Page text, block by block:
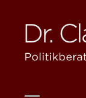
content